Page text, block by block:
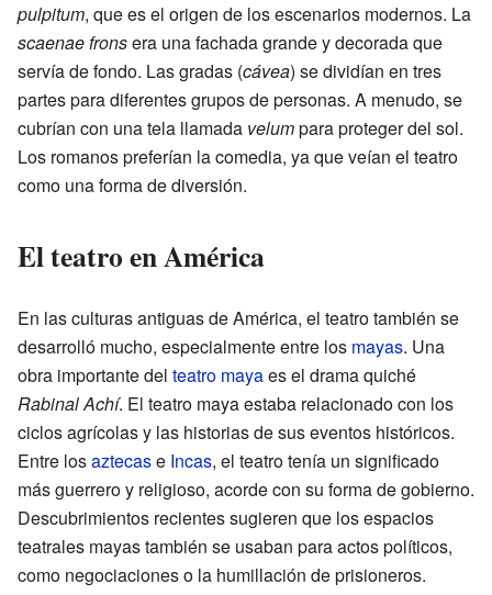
pulpitum, que es el origen de los escenarios modernos. La
scaenae fronsera una fachada grande y decorada que
servía de fondo. Las gradas (cávea) se dividían en tres
partes para diferentes grupos de personas. A menudo, se
cubrían con una tela llamada velumpara proteger del sol.
Los romanos preferían la comedia, ya que veían el teatro
como una forma de diversión.
El teatro en América
En las culturas antiguas de América, el teatro también se
desarrolló mucho, especialmente entre los mayas. Una
obra importante del teatro mayaes el drama quiché
Rabinal Achí. El teatro maya estaba relacionado con los
ciclos agrícolas y las historias de sus eventos históricos.
Entre losaztecase Incas, el teatro tenía un significado
más guerrero y religioso, acorde con su forma de gobierno.
Descubrimientos recientes sugieren que los espacios
teatrales mayas también se usaban para actos políticos,
como negociaciones o la humillación de prisioneros.